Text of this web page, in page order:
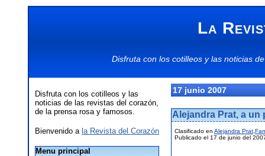
La
Disfruta con los cotilleosy las noticias
Disfruta con los cotilleos y las
noticias de las revistas del corazón,
de la prensa rosa y famosos.
Bienvenido a la Revista del Corazón
Menu principal
17 junio 2007
Alejandra Prat, a un
Clasificado en Alejandra Prat
Publicado el 17 de junio del